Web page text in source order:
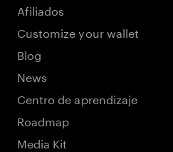
Afiliados
Customize your wallet
Blog
News
Centro de aprendizaje
Roadmap
Media Kit